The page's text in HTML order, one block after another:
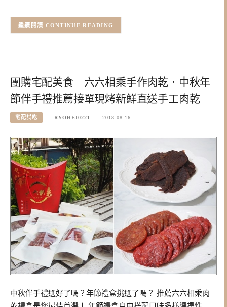
CONTINUE READING
團購宅配美食｜六六相乘手作肉乾．中秋年
節伴手禮推薦接單現烤新鮮直送手工肉乾
宅配試吃 RYOHEI0221 2018-08-16
中秋伴手禮選好了嗎？年節禮盒挑選了嗎？ 推薦六六相乘肉